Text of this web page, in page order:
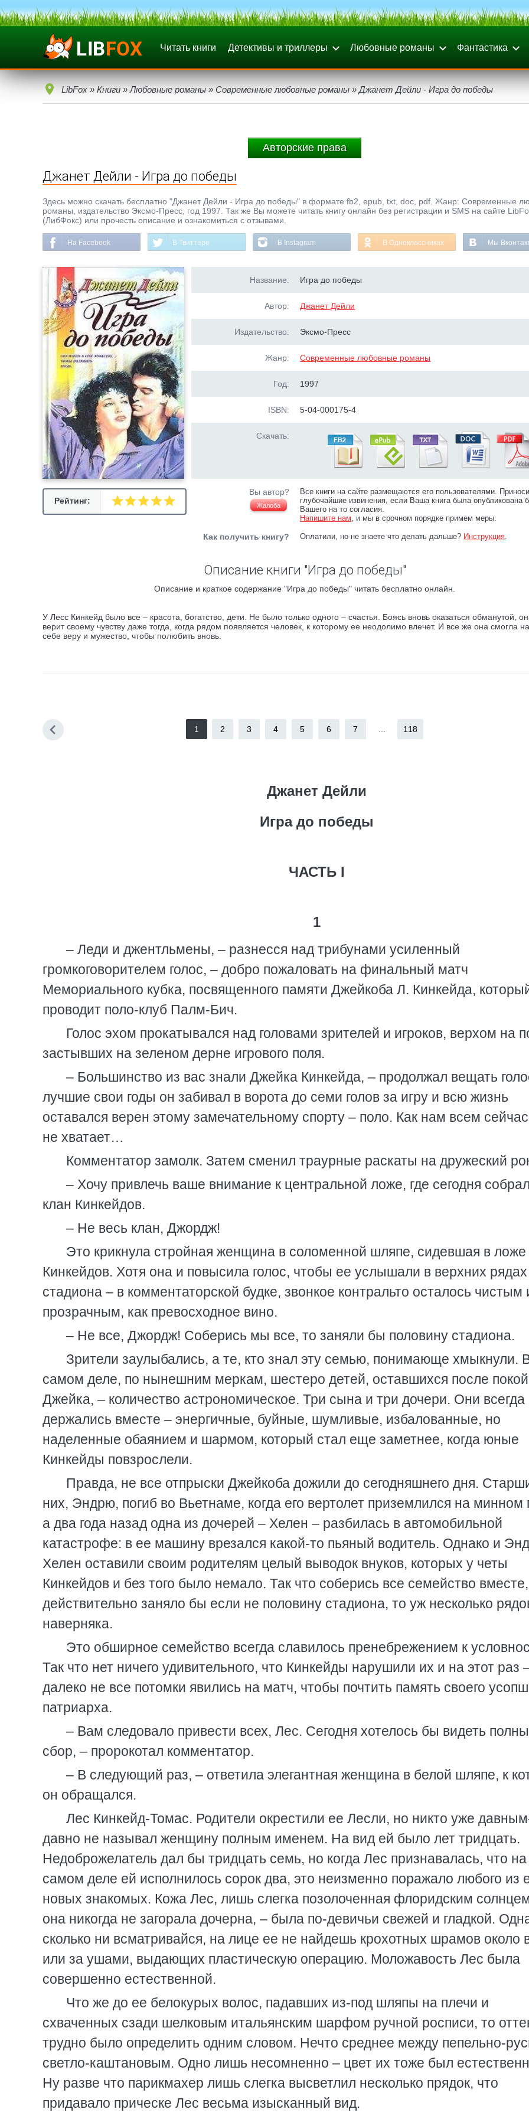
Читать книги Детективы и триллеры Любовные романы Фантастика
LibFox » Книги » Любовные романы » Современные любовные романы » Джанет Дейли - Игра до победы
Авторские права
Джанет Дейли - Игра до победы
Здесь можно скачать бесплатно "Джанет Дейли - Игра до победы" в формате fb2, epub, txt, doc, pdf. Жанр: Современные
романы, издательство Эксмо-Пресс, год 1997. Так же Вы можете читать книгу онлайн без регистрации и SMS на сайте
(ЛибФокс) или прочесть описание и ознакомиться с отзывами.
На Facebook В Твиттере В Instagram В Одноклассниках Мы
Рейтинг:
Название: Игра до победы
Автор: Джанет Дейли
Издательство: Эксмо-Пресс
Жанр: Современные любовные романы
Год: 1997
ISBN: 5-04-000175-4
Скачать:
Вы автор?
Жалоба
Все книги на сайте размещаются его пользователями.
глубочайшие извинения, если Ваша книга была опубликована
Вашего на то согласия.
Напишите нам, и мы в срочном порядке примем меры.
Как получить книгу? Оплатили, но не знаете что делать дальше? Инструкция.
Описание книги "Игра до победы"
Описание и краткое содержание "Игра до победы" читать бесплатно онлайн.
У Лесс Кинкейд было все – красота, богатство, дети. Не было только одного – счастья. Боясь вновь оказаться обманутой,
верит своему чувству даже тогда, когда рядом появляется человек, к которому ее неодолимо влечет. И все же она смогла
себе веру и мужество, чтобы полюбить вновь.
1 2 3 4 5 6 7 118
Джанет Дейли
Игра до победы
ЧАСТЬ I
1
– Леди и джентльмены, – разнесся над трибунами усиленный
громкоговорителем голос, – добро пожаловать на финальный матч
Мемориального кубка, посвященного памяти Джейкоба Л. Кинкейда,
проводит поло-клуб Палм-Бич.
Голос эхом прокатывался над головами зрителей и игроков, верхом на
застывших на зеленом дерне игрового поля.
– Большинство из вас знали Джейка Кинкейда, – продолжал вещать
лучшие свои годы он забивал в ворота до семи голов за игру и всю жизнь
оставался верен этому замечательному спорту – поло. Как нам всем сейчас
не хватает…
Комментатор замолк. Затем сменил траурные раскаты на дружеский
– Хочу привлечь ваше внимание к центральной ложе, где сегодня
клан Кинкейдов.
– Не весь клан, Джордж!
Это крикнула стройная женщина в соломенной шляпе, сидевшая в ложе
Кинкейдов. Хотя она и повысила голос, чтобы ее услышали в верхних рядах
стадиона – в комментаторской будке, звонкое контральто осталось чистым
прозрачным, как превосходное вино.
– Не все, Джордж! Соберись мы все, то заняли бы половину стадиона.
Зрители заулыбались, а те, кто знал эту семью, понимающе хмыкнули.
самом деле, по нынешним меркам, шестеро детей, оставшихся после
Джейка, – количество астрономическое. Три сына и три дочери. Они всегда
держались вместе – энергичные, буйные, шумливые, избалованные, но
наделенные обаянием и шармом, который стал еще заметнее, когда юные
Кинкейды повзрослели.
Правда, не все отпрыски Джейкоба дожили до сегодняшнего дня.
них, Эндрю, погиб во Вьетнаме, когда его вертолет приземлился на минном
а два года назад одна из дочерей – Хелен – разбилась в автомобильной
катастрофе: в ее машину врезался какой-то пьяный водитель. Однако и
Хелен оставили своим родителям целый выводок внуков, которых у четы
Кинкейдов и без того было немало. Так что соберись все семейство
действительно заняло бы если не половину стадиона, то уж несколько
наверняка.
Это обширное семейство всегда славилось пренебрежением к
Так что нет ничего удивительного, что Кинкейды нарушили их и на этот раз
далеко не все потомки явились на матч, чтобы почтить память своего
патриарха.
– Вам следовало привести всех, Лес. Сегодня хотелось бы видеть
сбор, – пророкотал комментатор.
– В следующий раз, – ответила элегантная женщина в белой шляпе, к
он обращался.
Лес Кинкейд-Томас. Родители окрестили ее Лесли, но никто уже
давно не называл женщину полным именем. На вид ей было лет тридцать.
Недоброжелатель дал бы тридцать семь, но когда Лес признавалась, что на
самом деле ей исполнилось сорок два, это неизменно поражало любого из
новых знакомых. Кожа Лес, лишь слегка позолоченная флоридским
она никогда не загорала дочерна, – была по-девичьи свежей и гладкой.
сколько ни всматривайся, на лице ее не найдешь крохотных шрамов около
или за ушами, выдающих пластическую операцию. Моложавость Лес была
совершенно естественной.
Что же до ее белокурых волос, падавших из-под шляпы на плечи и
схваченных сзади шелковым итальянским шарфом ручной росписи, то
трудно было определить одним словом. Нечто среднее между пепельно-
светло-каштановым. Одно лишь несомненно – цвет их тоже был
Ну разве что парикмахер лишь слегка высветлил несколько прядок, что
придавало прическе Лес весьма изысканный вид.